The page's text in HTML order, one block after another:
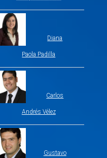
Diana
Paola Padilla
Carlos
Andrés Vélez
Gustavo